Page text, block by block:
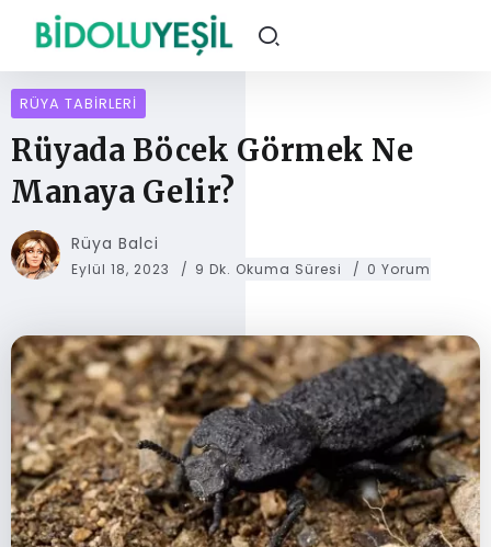
RÜYA TABIRLERI
Rüyada Böcek Görmek Ne
Manaya Gelir?
Rüya Balci
Eylül 18, 2023 9 Dk. Okuma Süresi 0 Yorum